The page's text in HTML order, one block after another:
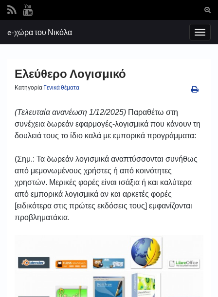
Search for:
e-χώρα του Νικόλα
Ελεύθερο Λογισμικό
Κατηγορία Γενικά θέματα
(Τελευταία ανανέωση 1/12/2025) Παραθέτω στη
συνέχεια δωρεάν εφαρμογές-λογισμικά που κάνουν τη
δουλειά τους το ίδιο καλά με εμπορικά προγράμματα:
(Σημ.: Τα δωρεάν λογισμικά αναπτύσσονται συνήθως
από μεμονωμένους χρήστες ή από κοινότητες
χρηστών. Μερικές φορές είναι ισάξια ή και καλύτερα
από εμπορικά λογισμικά αν και αρκετές φορές
[ειδικότερα στις πρώτες εκδόσεις τους] εμφανίζονται
προβληματάκια.